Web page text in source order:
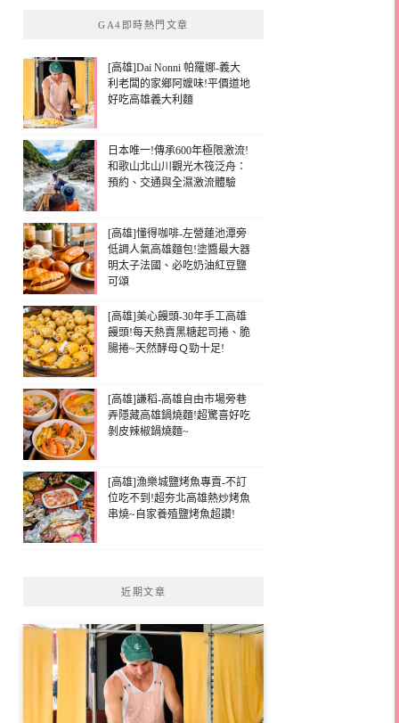
GA4即時熱門文章
[高雄]Dai Nonni 帕羅娜-義大
利老闆的家鄉阿嬤味!平價道地
好吃高雄義大利麵
日本唯一!傳承600年極限激流!
和歌山北山川觀光木筏泛舟：
預約、交通與全濕激流體驗
[高雄]懂得咖啡-左營蓮池潭旁
低調人氣高雄麵包!塗醬最大器
明太子法國、必吃奶油紅豆鹽
可頌
[高雄]美心饅頭-30年手工高雄
饅頭!每天熱賣黑糖起司捲、脆
腸捲~天然酵母Ｑ勁十足!
[高雄]謙稻-高雄自由市場旁巷
弄隱藏高雄鍋燒麵!超驚喜好吃
剝皮辣椒鍋燒麵~
[高雄]漁樂城鹽烤魚專賣-不訂
位吃不到!超夯北高雄熱炒烤魚
串燒~自家養殖鹽烤魚超讚!
近期文章